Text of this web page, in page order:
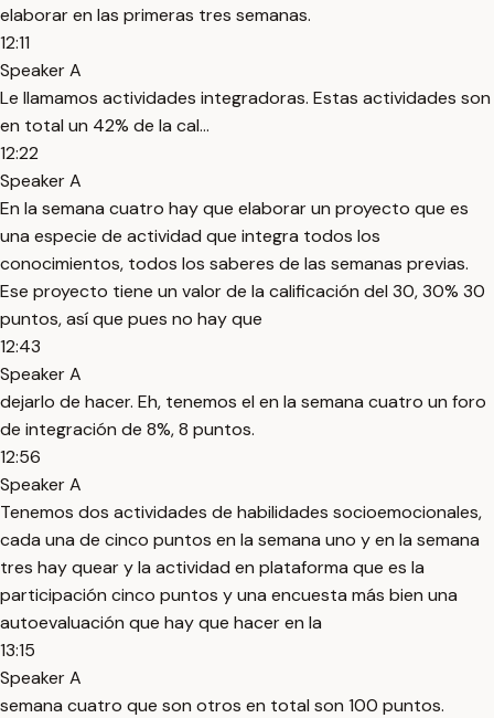
elaborar en las primeras tres semanas.
12:11
Speaker A
Le llamamos actividades integradoras. Estas actividades son
en total un 42% de la cal...
12:22
Speaker A
En la semana cuatro hay que elaborar un proyecto que es
una especie de actividad que integra todos los
conocimientos, todos los saberes de las semanas previas.
Ese proyecto tiene un valor de la calificación del 30, 30% 30
puntos, así que pues no hay que
12:43
Speaker A
dejarlo de hacer. Eh, tenemos el en la semana cuatro un foro
de integración de 8%, 8 puntos.
12:56
Speaker A
Tenemos dos actividades de habilidades socioemocionales,
cada una de cinco puntos en la semana uno y en la semana
tres hay quear y la actividad en plataforma que es la
participación cinco puntos y una encuesta más bien una
autoevaluación que hay que hacer en la
13:15
Speaker A
semana cuatro que son otros en total son 100 puntos.